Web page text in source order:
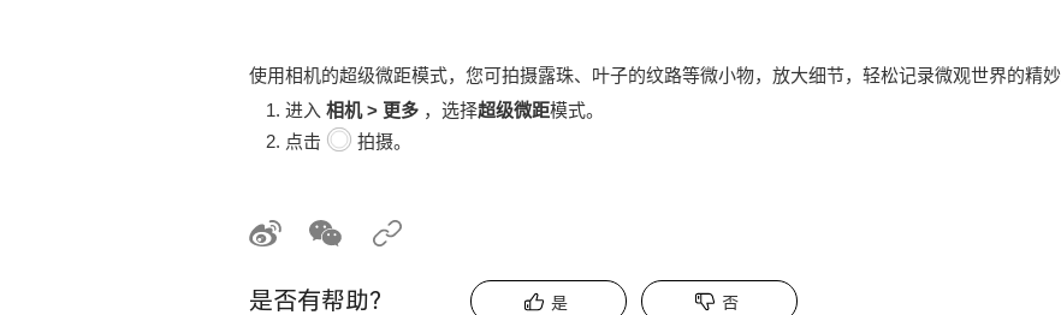
使用相机的超级微距模式，您可拍摄露珠、叶子的纹路等微小物，放大细节，轻松记录微观世界的精妙
进入 相机> 更多 ，选择超级微距模式。
点击
拍摄。
是否有帮助？ 是 否